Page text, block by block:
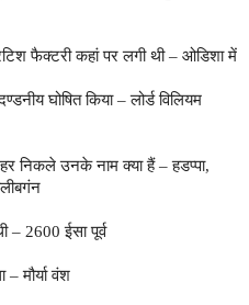
फैक्टरी कहां पर लगी थी – ओडिशा में
घोषित किया – लोर्ड विलियम
निकले उनके नाम क्या हैं – हडप्पा,
2600 ईसा पूर्व
मौर्या वंश